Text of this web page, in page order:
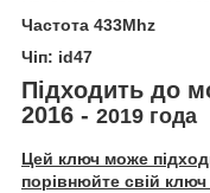
Частота 433Mhz
Чіп: id47
Підходить до
2016 - 2019 года
Цей ключ може
порівнюйте свій ключ